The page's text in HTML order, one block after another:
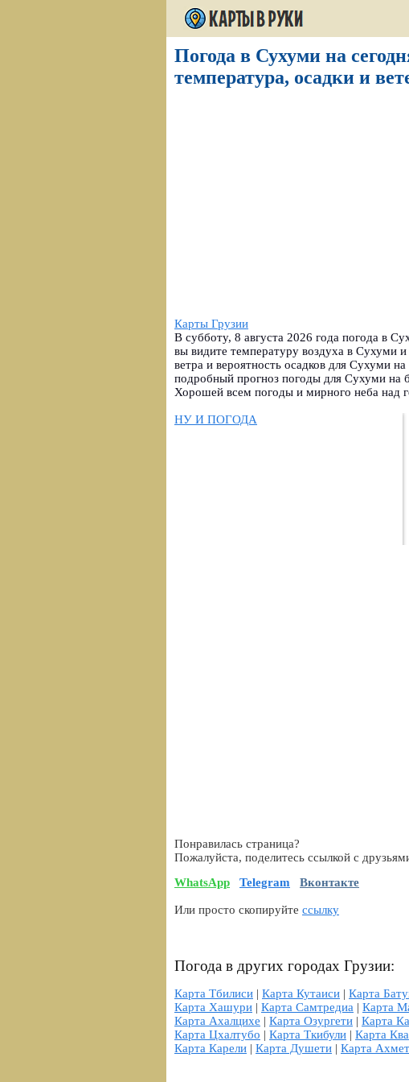
Погода в Сухуми на
температура, осадки и
Карты Грузии
В субботу, 8 августа 2026 года погода в
вы видите температуру воздуха в Сухуми и
ветра и вероятность осадков для Сухуми
подробный прогноз погоды для Сухуми на
Хорошей всем погоды и мирного неба над
НУ И ПОГОДА
Понравилась страница?
Пожалуйста, поделитесь ссылкой с
WhatsApp
Telegram Вконтакте
Или просто скопируйте ссылку
Погода в других городах Грузии:
Карта Тбилиси | Карта Кутаиси | Карта
Карта Хашури | Карта Самтредиа | Карта
Карта Ахалцихе | Карта Озургети | Карта
Карта Цхалтубо | Карта Ткибули | Карта
Карта Карели | Карта Душети | Карта